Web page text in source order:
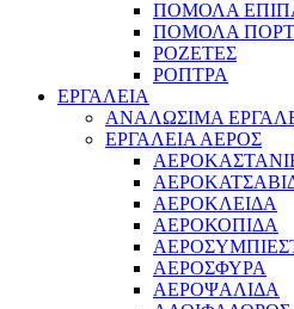
ΠΟΜΟΛΑ
ΠΟΜΟΛΑ
ΡΟΖΕΤΕΣ
ΡΟΠΤΡΑ
ΕΡΓΑΛΕΙΑ
ΑΝΑΛΩΣΙΜΑ
ΕΡΓΑΛΕΙΑ ΑΕΡΟΣ
ΑΕΡΟΚΛΕΙΔΑ
ΑΕΡΟΚΟΠΙΔΑ
ΑΕΡΟΣΦΥΡΑ
ΑΕΡΟΨΑΛΙΔΑ